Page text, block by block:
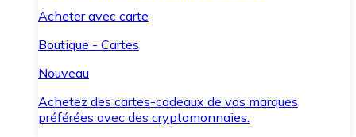
Acheter avec carte
Boutique - Cartes
Nouveau
Achetez des cartes-cadeaux de vos marques
préférées avec des cryptomonnaies.